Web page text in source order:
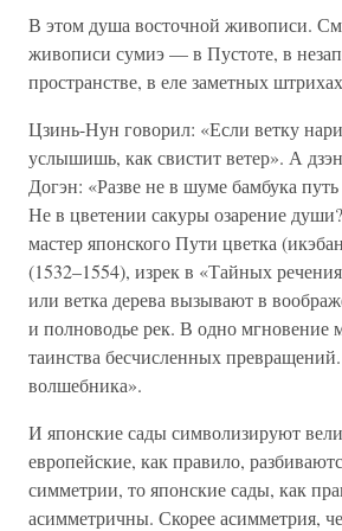
В этом душа восточной живописи.
живописи сумиэ — в Пустоте, в
пространстве, в еле заметных
Цзинь-Нун говорил: «Если ветку
услышишь, как свистит ветер». А
Догэн: «Разве не в шуме бамбука
Не в цветении сакуры озарение
мастер японского Пути цветка
(1532–1554), изрек в «Тайных
или ветка дерева вызывают в
и полноводье рек. В одно мгновение
таинства бесчисленных
волшебника».
И японские сады символизируют
европейские, как правило,
симметрии, то японские сады, как
асимметричны. Скорее асимметрия,